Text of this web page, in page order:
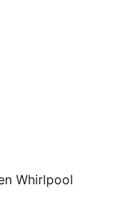
Whirlpool